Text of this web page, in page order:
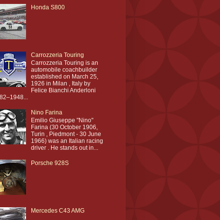
Honda S800
Carrozzeria Touring
Carrozzeria Touring is an
automobile coachbuilder
established on March 25,
1926 in Milan , Italy by
Felice Bianchi Anderloni
Nino Farina
Emilio Giuseppe "Nino"
Farina (30 October 1906,
Turin , Piedmont - 30 June
1966) was an Italian racing
driver . He stands out in...
Porsche 928S
Mercedes C43 AMG